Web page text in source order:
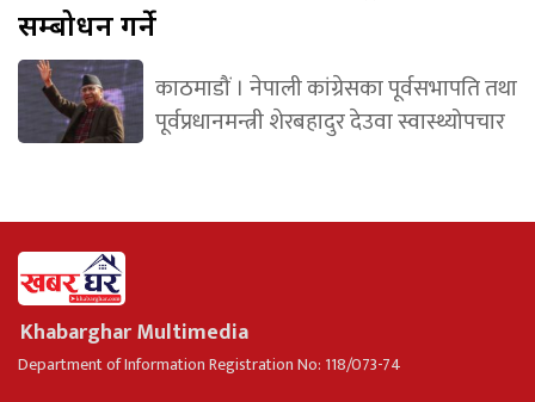
सम्बोधन गर्ने
काठमाडौं । नेपाली कांग्रेसका पूर्वसभापति तथा
पूर्वप्रधानमन्त्री शेरबहादुर देउवा स्वास्थ्योपचार
Khabarghar Multimedia
Department of Information Registration No: 118/073-74